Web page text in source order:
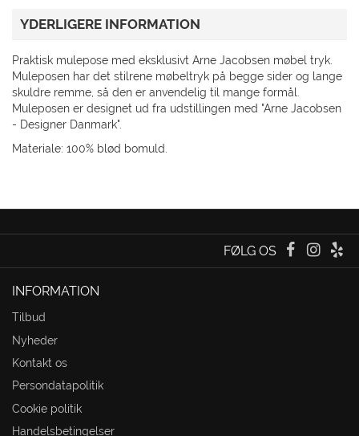
YDERLIGERE INFORMATION
Praktisk mulepose med eksklusivt Arne Jacobsen møbel tryk.
Muleposen har det stilrene møbeltryk på begge sider og lange
skuldre remme, så den er anvendelig til mange formål.
Muleposen er designet ud fra udstillingen med "Arne Jacobsen
- Designer Danmark".
Materiale: 100% blød bomuld.
FØLG OS
INFORMATION
Tilbud
Nyheder
Kontakt os
Persondatapolitik
Cookie politik
Handelsbetingelser